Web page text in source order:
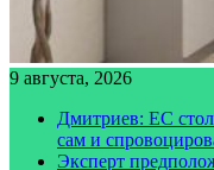
9 августа, 2026
Дмитриев: ЕС
сам и
Эксперт